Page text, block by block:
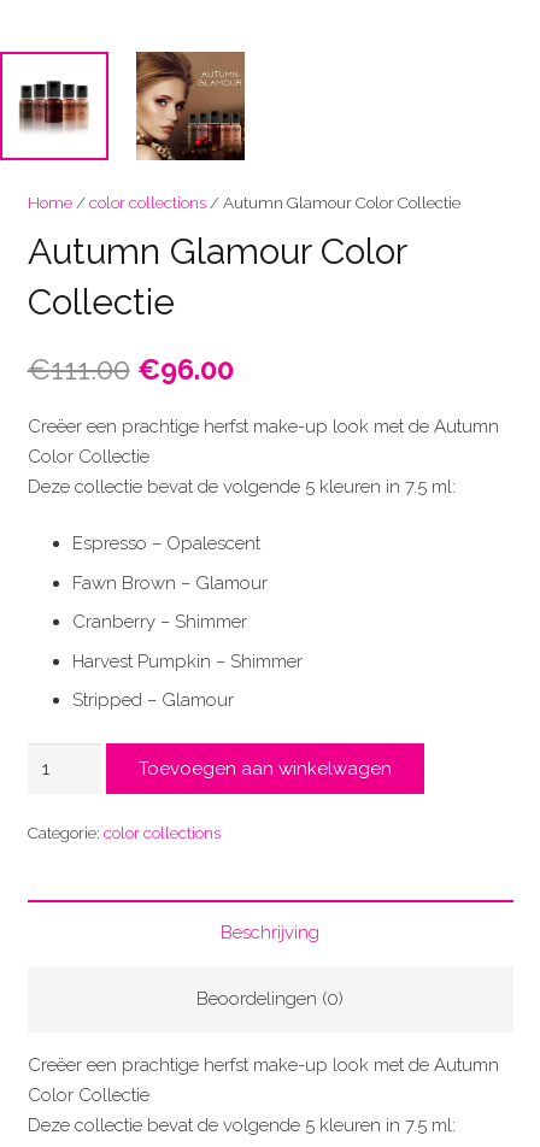
Home/color collections/ Autumn Glamour Color Collectie
Autumn Glamour Color
Collectie
€111.00 Oorspronkelijke
was:
€111.00.
€96.00Huidige
is:
Creëer een prachtige herfst make-up look met de Autumn
Color Collectie
Deze collectie bevat de volgende 5 kleuren in 7.5 ml:
Espresso – Opalescent
Fawn Brown – Glamour
Cranberry – Shimmer
Harvest Pumpkin – Shimmer
Stripped – Glamour
Collectie
Toevoegen aan winkelwagen
Categorie: color collections
Beschrijving
Beoordelingen (0)
Creëer een prachtige herfst make-up look met de Autumn
Color Collectie
Deze collectie bevat de volgende 5 kleuren in 7.5 ml: